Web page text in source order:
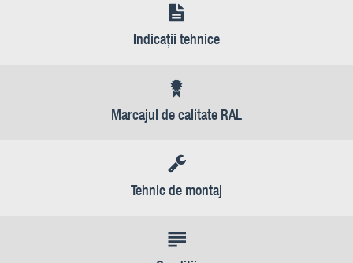
Indicaţii tehnice
Marcajul de calitate RAL
Tehnic de montaj